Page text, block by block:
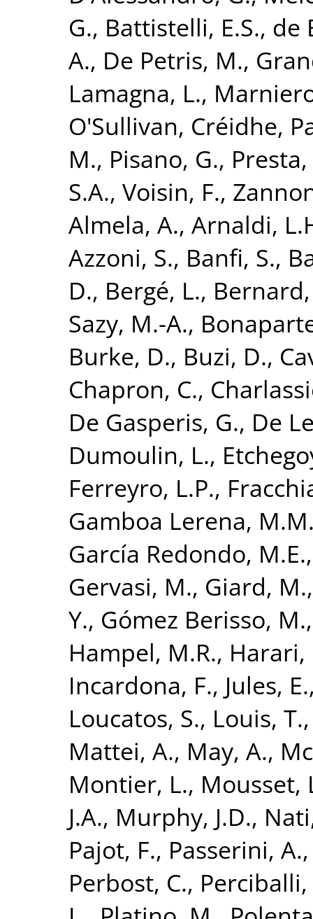
G., Battistelli, E.S., de
A., De Petris, M.,
Lamagna, L.,
O'Sullivan, Créidhe,
M., Pisano, G.,
S.A., Voisin, F.,
Almela, A., Arnaldi,
Azzoni, S., Banfi, S.,
D., Bergé, L., Bernard,
Sazy, M.-A.,
Burke, D., Buzi, D.,
Chapron, C.,
De Gasperis, G., De
Dumoulin, L.,
Ferreyro, L.P.,
Gamboa Lerena,
García Redondo, M.E.
Gervasi, M., Giard, M.
Y., Gómez Berisso, M.
Hampel, M.R., Harari,
Incardona, F., Jules, E.
Loucatos, S., Louis, T.
Mattei, A., May, A.,
Montier, L., Mousset,
J.A., Murphy, J.D.,
Pajot, F., Passerini, A.
Perbost, C.,